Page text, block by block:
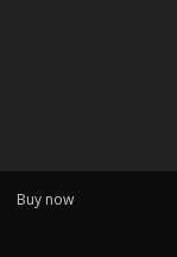
Buy now